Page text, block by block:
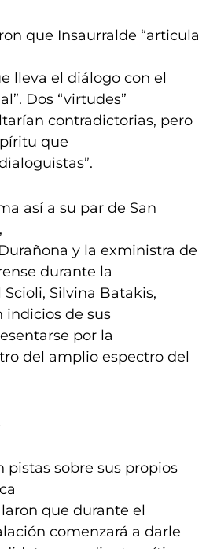
que Insaurralde “articula
lleva el diálogo con el
Dos “virtudes”
contradictorias, pero
que
así a su par de San
y la exministra de
durante la
Silvina Batakis,
indicios de sus
por la
del amplio espectro del
pistas sobre sus propios
que durante el
comenzará a darle